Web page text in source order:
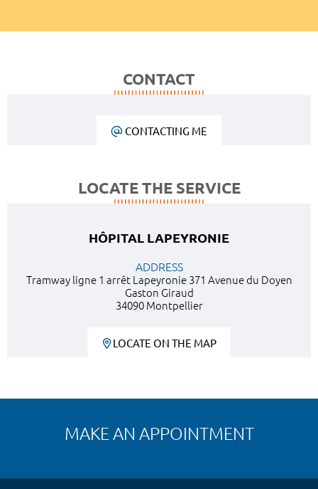
CONTACT
CONTACTING ME
LOCATE THE SERVICE
HÔPITAL LAPEYRONIE
ADDRESS
Tramway ligne 1 arrêt Lapeyronie 371 Avenue du Doyen
Gaston Giraud
34090 Montpellier
LOCATE ON THE MAP
MAKE AN APPOINTMENT